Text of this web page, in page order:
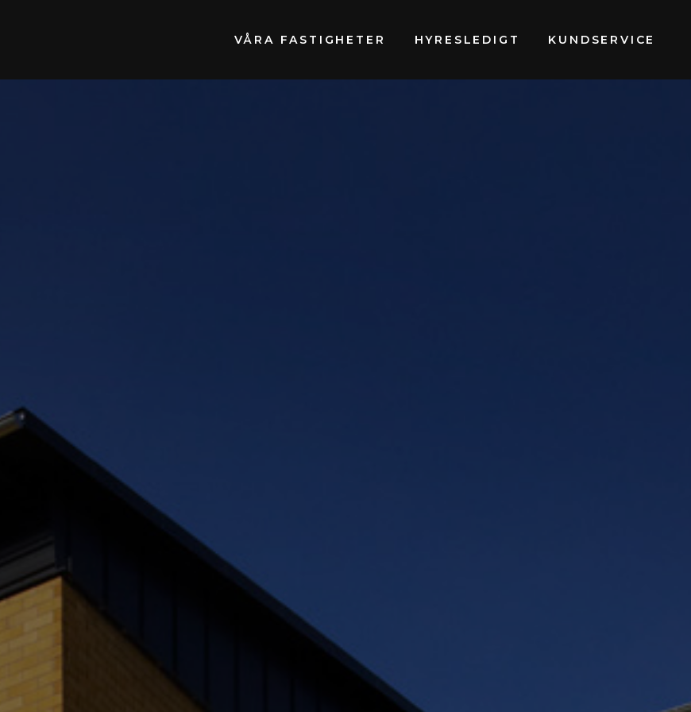
VÅRA FASTIGHETER HYRESLEDIGT KUNDSERVICE